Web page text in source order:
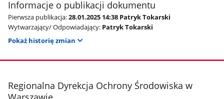
Informacje o publikacji dokumentu
Pierwsza publikacja:28.01.2025 14:38 Patryk Tokarski
Wytwarzający/ Odpowiadający: Patryk Tokarski
Pokaż historię zmian
stopka
Regionalna Dyrekcja Ochrony Środowiska w